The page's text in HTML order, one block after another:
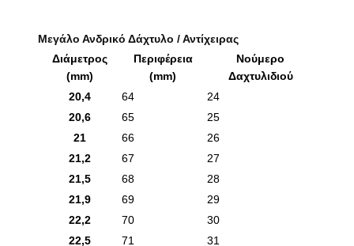
Μεγάλο Ανδρικό Δάχτυλο / Αντίχειρας
Διάμετρος
(mm)
Περιφέρεια
(mm)
Νούμερο
Δαχτυλιδιού
20,4
64
24
20,6
65
25
21
66
26
21,2
67
27
21,5
68
28
21,9
69
29
22,2
70
30
22,5
71
31